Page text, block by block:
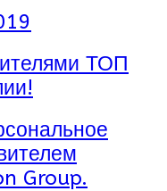
ТОП
Group.